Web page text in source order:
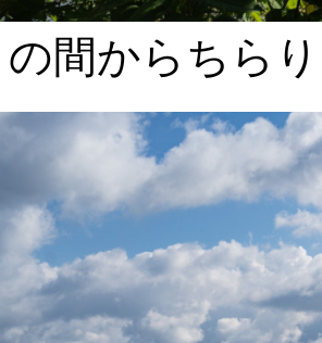
間からちら